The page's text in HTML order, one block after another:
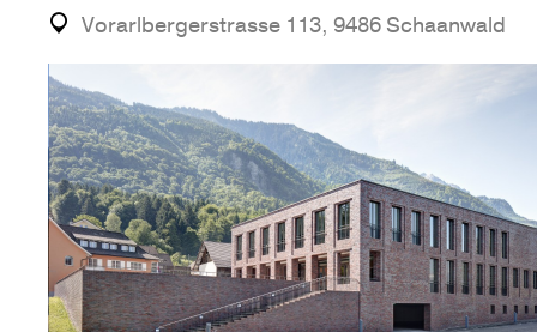
Vorarlbergerstrasse 113, 9486 Schaanwald